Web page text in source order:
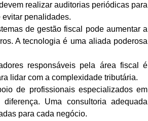
realizar auditorias periódicas para
penalidades.
de gestão fiscal pode aumentar a
A tecnologia é uma aliada poderosa
responsáveis pela área fiscal é
lidar com a complexidade tributária.
de profissionais especializados em
Uma consultoria adequada
para cada negócio.